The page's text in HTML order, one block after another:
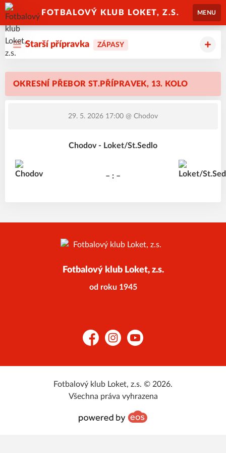
FOTBALOVÝ KLUB LOKET, Z.S. MENU
Starší přípravka ZÁPASY
OKRESNÍ PŘEBOR ST.PŘÍPRAVEK, 13. KOLO
29. 5. 2026 17:00 @ Chodov
Chodov - Loket/St.Sedlo
– : –
Fotbalový klub Loket, z.s.
od roku 1945
FacebookInstagramYouTube
Fotbalový klub Loket, z.s. © 2026.
Všechna práva vyhrazena